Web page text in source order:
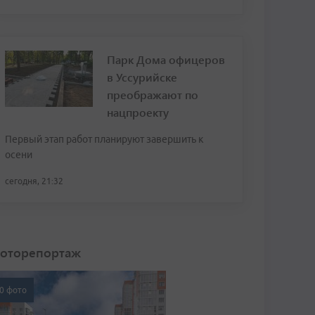
Парк Дома офицеров
в Уссурийске
преображают по
нацпроекту
Первый этап работ планируют завершить к
осени
сегодня, 21:32
фото